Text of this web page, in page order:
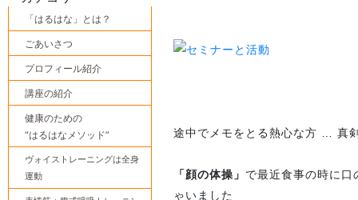
途中でメモをとる熱心な方 … 真
「顔の体操」 で最近食事の時に
ゃいました
「はるはな」とは？
ごあいさつ
プロフィール紹介
講座の紹介
健康のための
“はるはなメソッド”
ヴォイストレーニングは全身
運動